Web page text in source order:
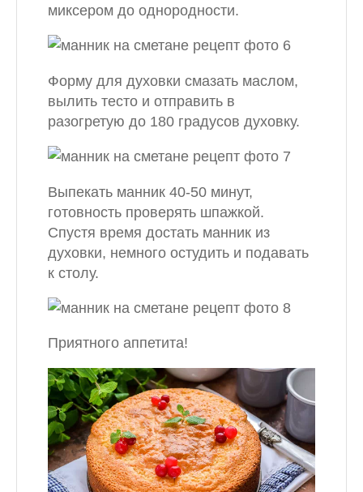
миксером до однородности.
Форму для духовки смазать маслом,
вылить тесто и отправить в
разогретую до 180 градусов духовку.
Выпекать манник 40-50 минут,
готовность проверять шпажкой.
Спустя время достать манник из
духовки, немного остудить и подавать
к столу.
Приятного аппетита!